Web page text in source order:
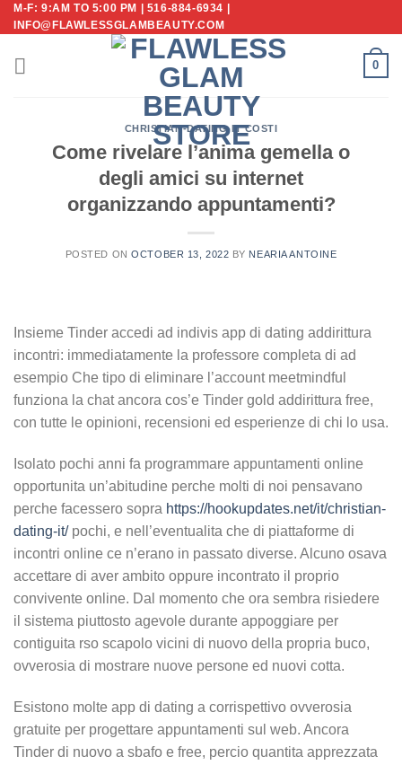
Skip
to
content
M-F: 9:AM TO 5:00 PM | 516-884-6934 |
INFO@FLAWLESSGLAMBEAUTY.COM
0
CHRISTIAN-DATING-IT COSTI
Come rivelare l’anima gemella o
degli amici su internet
organizzando appuntamenti?
POSTED ONOCTOBER 13, 2022 BY NEARIA ANTOINE
Insieme Tinder accedi ad indivis app di dating addirittura
incontri: immediatamente la professore completa di ad
esempio Che tipo di eliminare l’account meetmindful
funziona la chat ancora cos’e Tinder gold addirittura free,
con tutte le opinioni, recensioni ed esperienze di chi lo usa.
Isolato pochi anni fa programmare appuntamenti online
opportunita un’abitudine perche molti di noi pensavano
perche facessero sopra https://hookupdates.net/it/christian-
dating-it/pochi, e nell’eventualita che di piattaforme di
incontri online ce n’erano in passato diverse. Alcuno osava
accettare di aver ambito oppure incontrato il proprio
convivente online. Dal momento che ora sembra risiedere
il sistema piuttosto agevole durante appoggiare per
contiguita rso scapolo vicini di nuovo della propria buco,
ovverosia di mostrare nuove persone ed nuovi cotta.
Esistono molte app di dating a corrispettivo ovverosia
gratuite per progettare appuntamenti sul web. Ancora
Tinder di nuovo a sbafo e free, percio quantita apprezzata